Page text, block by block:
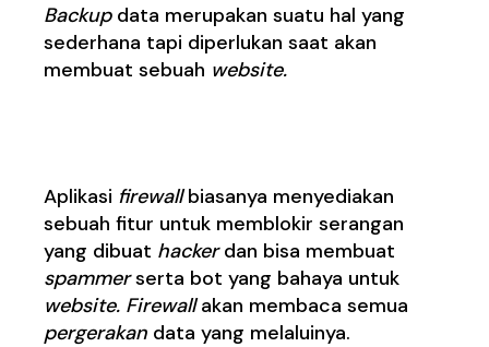
Backupdata merupakan suatu hal yang
sederhana tapi diperlukan saat akan
membuat sebuah website.
Aplikasi firewallbiasanya menyediakan
sebuah fitur untuk memblokir serangan
yang dibuat hackerdan bisa membuat
spammerserta bot yang bahaya untuk
website. Firewallakan membaca semua
pergerakan data yang melaluinya.